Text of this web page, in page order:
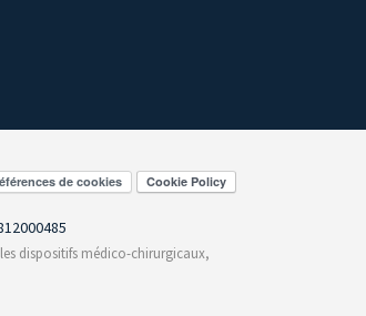
de cookies
dispositifs médico-chirurgicaux,